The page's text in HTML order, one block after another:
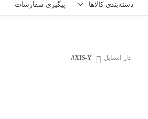
دسته‌بندی کالاها
گیمینگ
پیگیری سفارشات
دل استایل AXIS-Y